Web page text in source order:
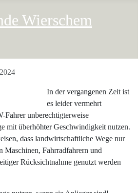
In der vergangenen Zeit ist
es leider vermehrt
Fahrer unberechtigterweise
mit überhöhter Geschwindigkeit nutzen.
dass landwirtschaftliche Wege nur
Maschinen, Fahrradfahrern und
Rücksichtnahme genutzt werden